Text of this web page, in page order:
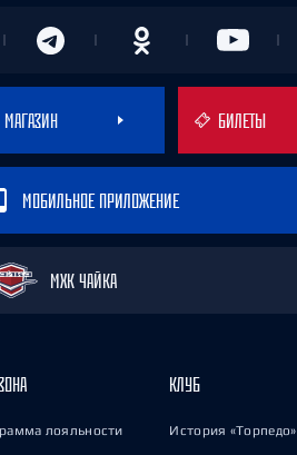
МАГАЗИН БИЛЕТЫ
МОБИЛЬНОЕ ПРИЛОЖЕНИЕ
МХК ЧАЙКА
лояльности
КЛУБ
История «Торпедо»